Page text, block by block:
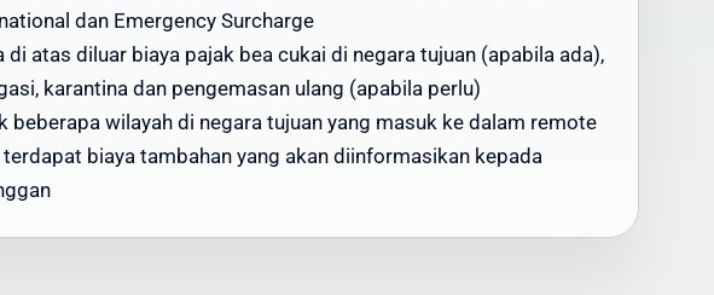
menawarkan skema volume discount - semakin besar
pengiriman, semakin ekonomis biaya per kilogramnya. Ini
Intrasia.id pilihan tepat untuk cara kirim paket murah
tanpa mengorbankan kualitas dan keamanan.
Pengiriman Paket ke Grenada yang
Diandalkan
dan Emergency Surcharge
di atas diluar biaya pajak bea cukai di negara tujuan (apabila ada),
karantina dan pengemasan ulang (apabila perlu)
beberapa wilayah di negara tujuan yang masuk ke dalam remote
terdapat biaya tambahan yang akan diinformasikan kepada